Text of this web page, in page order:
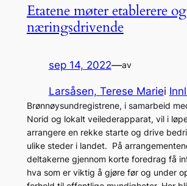
Etatene møter etablerere
næringsdrivende
sep 14, 2022—av
Larsåsen, Terese Mariei
Brønnøysundregistrene, i samarbeid
Norid og lokalt veilederapparat, vil i
arrangere en rekke starte og drive
ulike steder i landet. På
deltakerne gjennom korte foredrag få
hva som er viktig å gjøre før og under